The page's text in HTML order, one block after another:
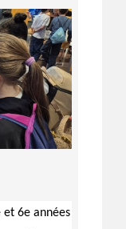
et 6e années